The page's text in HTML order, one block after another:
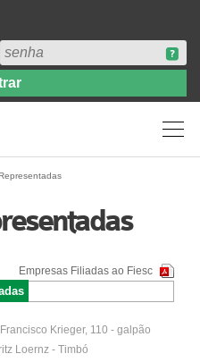
Empresas Filiadas ao Fiesc
Krieger, 110 - galpão
Loernz - Timbó